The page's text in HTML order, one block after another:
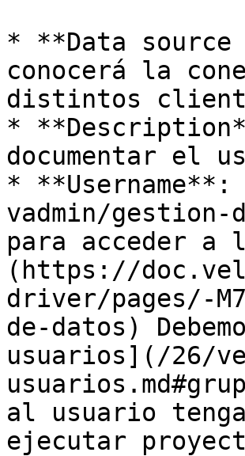
* **Data source
conocerá la
distintos
*
documentar el
*
vadmin/gestion-
para acceder
(https://
driver/pages/-
de-datos)
usuarios](/26/
al usuario
ejecutar